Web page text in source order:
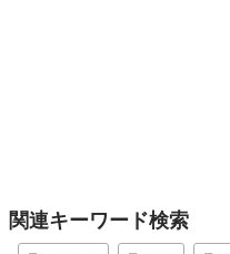
関連キーワード検索